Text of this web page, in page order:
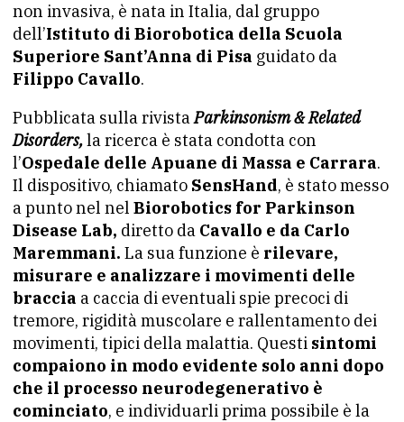
non invasiva, è nata in Italia, dal gruppo
dell’Istituto di Biorobotica della Scuola
Superiore Sant’Anna di Pisa guidato da
Filippo Cavallo.
Pubblicata sulla rivistaParkinsonism & Related
Disorders,la ricerca è stata condotta con
l’Ospedale delle Apuane di Massa e Carrara.
Il dispositivo, chiamato SensHand, è stato messo
a punto nel nel Biorobotics for Parkinson
Disease Lab, diretto da Cavallo e da Carlo
Maremmani. La sua funzione è rilevare,
misurare e analizzare i movimenti delle
braccia a caccia di eventuali spie precoci di
tremore, rigidità muscolare e rallentamento dei
movimenti, tipici della malattia. Questi sintomi
compaiono in modo evidente solo anni dopo
che il processo neurodegenerativo è
cominciato, e individuarli prima possibile è la